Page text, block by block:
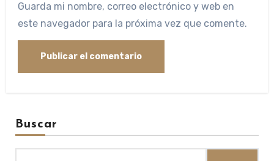
Guarda mi nombre, correo electrónico y web en
este navegador para la próxima vez que comente.
Buscar